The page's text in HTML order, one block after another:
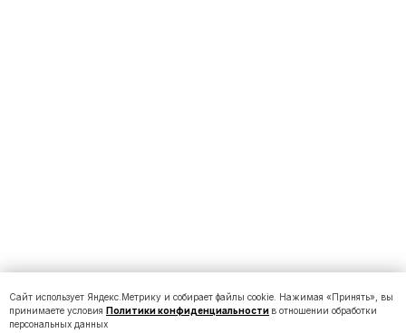
Сайт использует Яндекс.Метрику и собирает файлы cookie. Нажимая «Принять», вы
принимаете условия Политики конфиденциальности в отношении обработки
персональных данных